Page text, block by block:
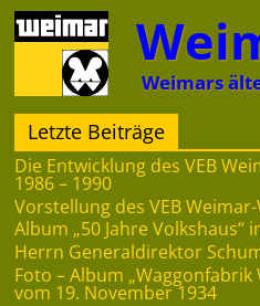
Zum
Inhalt
springen
Weimars
Letzte Beiträge
Die Entwicklung des VEB
1986 – 1990
Vorstellung des VEB
Album „50 Jahre Volkshaus“
Herrn Generaldirektor
Foto – Album „Waggonfabrik
vom 19. November 1934